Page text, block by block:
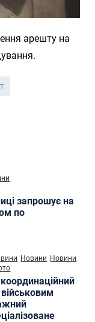
арешту на
запрошує на
по
Новини Новини